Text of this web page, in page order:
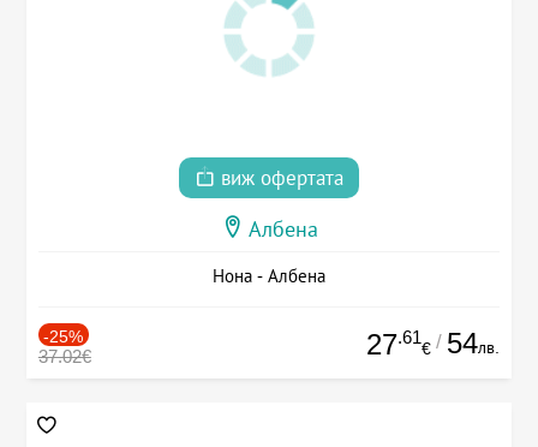
виж офертата
Албена
Нона - Албена
-25%
37.02€ 27.61
€ / 54лв.